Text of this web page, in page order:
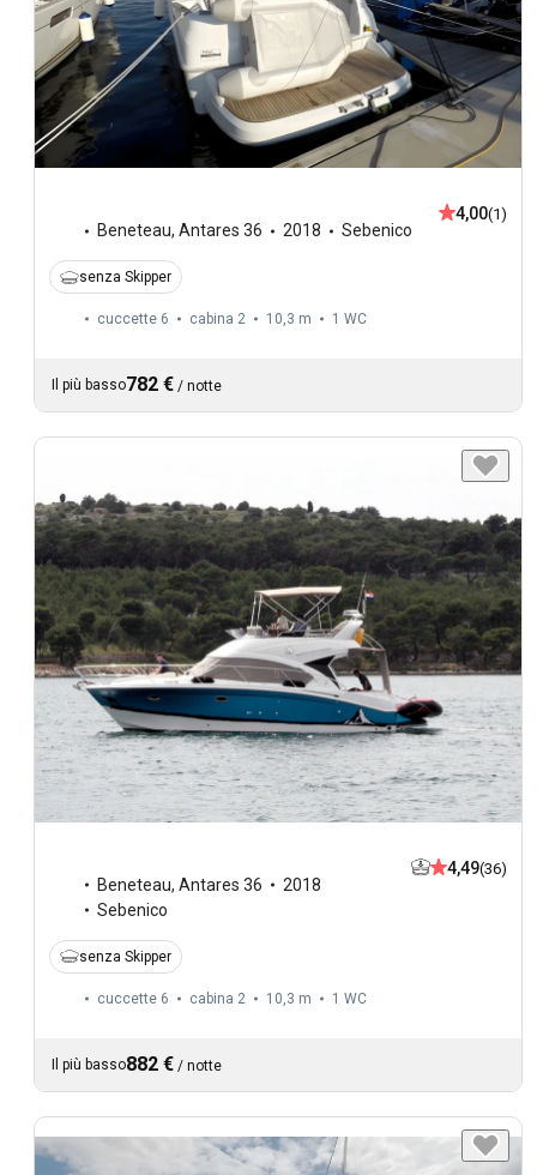
Beneteau, Antares 36 2018 Sebenico
4,00(1)
senza Skipper
cuccette 6 cabina 2 10,3 m 1 WC
Il più basso782 € / notte
Beneteau, Antares 36
2018
Sebenico
4,49(36)
senza Skipper
cuccette 6 cabina 2 10,3 m 1 WC
Il più basso882 € / notte